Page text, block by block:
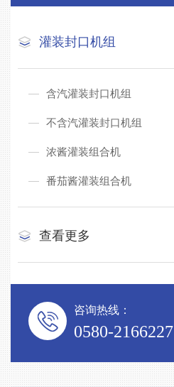
灌装封口机组
含汽灌装封口机组
不含汽灌装封口机组
浓酱灌装组合机
番茄酱灌装组合机
查看更多
咨询热线：
0580-2166227